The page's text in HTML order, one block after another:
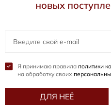
новых
Я принимаю правила политики
на обработку своих
ДЛЯ НЕЁ